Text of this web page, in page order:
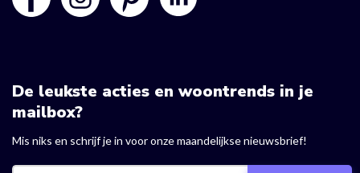
De leukste acties en woontrends in je
mailbox?
Mis niks en schrijf je in voor onze maandelijkse nieuwsbrief!